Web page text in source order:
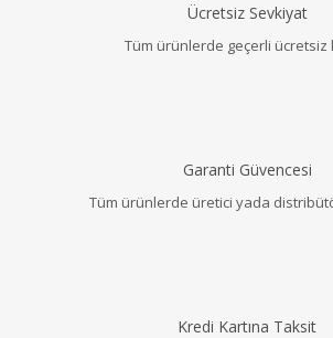
Ücretsiz Sevkiyat
Tüm ürünlerde geçerli ücretsiz
Garanti Güvencesi
Tüm ürünlerde üretici yada
Kredi Kartına Taksit